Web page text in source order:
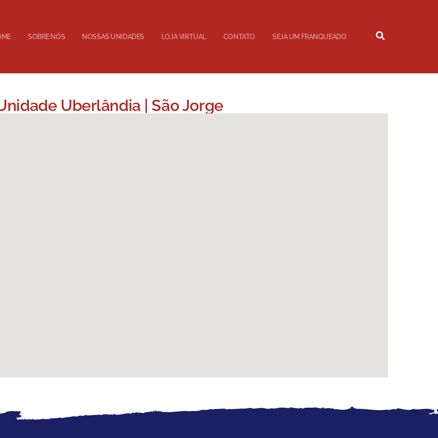
SOBRE NÓS NOSSAS UNIDADES LOJA VIRTUAL CONTATO SEJA UM FRANQUEADO
Uberlândia | São Jorge